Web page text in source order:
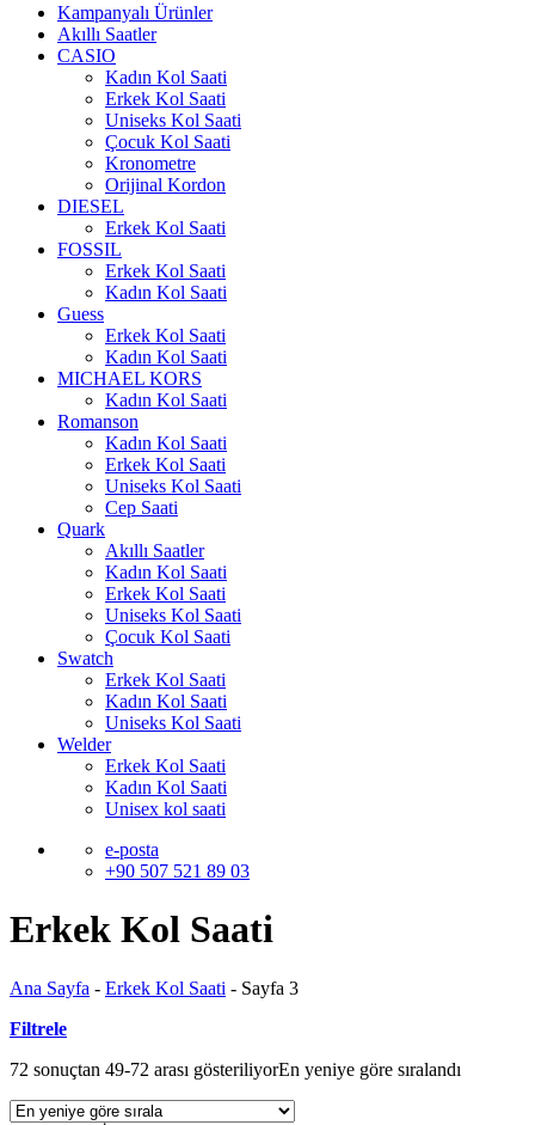
Kampanyalı Ürünler
Akıllı Saatler
CASIO
Kadın Kol Saati
Erkek Kol Saati
Uniseks Kol Saati
Çocuk Kol Saati
Kronometre
Orijinal Kordon
DIESEL
Erkek Kol Saati
FOSSIL
Erkek Kol Saati
Kadın Kol Saati
Guess
Erkek Kol Saati
Kadın Kol Saati
MICHAEL KORS
Kadın Kol Saati
Romanson
Kadın Kol Saati
Erkek Kol Saati
Uniseks Kol Saati
Cep Saati
Quark
Akıllı Saatler
Kadın Kol Saati
Erkek Kol Saati
Uniseks Kol Saati
Çocuk Kol Saati
Swatch
Erkek Kol Saati
Kadın Kol Saati
Uniseks Kol Saati
Welder
Erkek Kol Saati
Kadın Kol Saati
Unisex kol saati
e-posta
+90 507 521 89 03
Erkek Kol Saati
Ana Sayfa - Erkek Kol Saati - Sayfa 3
Filtrele
72 sonuçtan 49-72 arası gösteriliyorEn yeniye göre sıralandı